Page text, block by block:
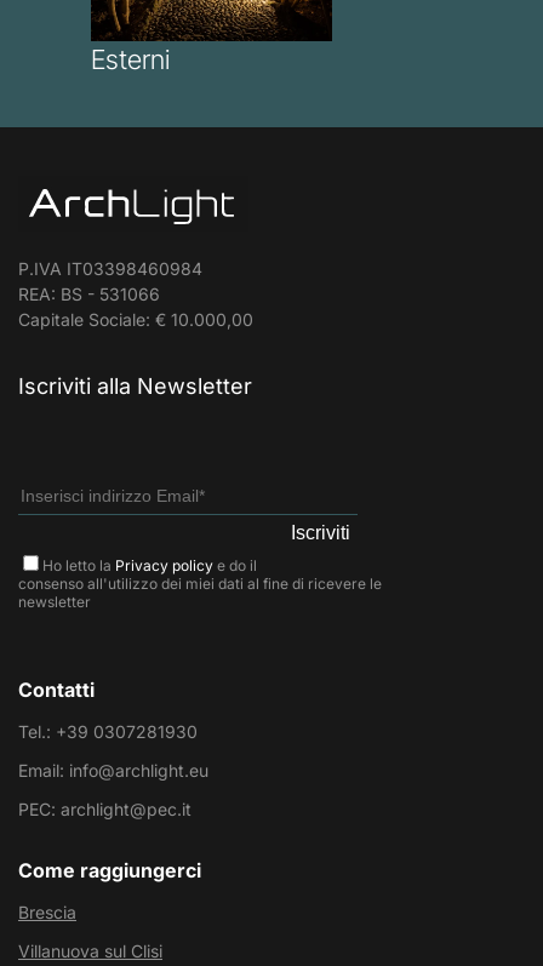
Esterni
P.IVA IT03398460984
REA: BS - 531066
Capitale Sociale: € 10.000,00
Iscriviti alla Newsletter
Ho letto la Privacy policy e do il
consenso all'utilizzo dei miei dati al fine di ricevere le
newsletter
Contatti
Tel.: +39 0307281930
Email: info@archlight.eu
PEC: archlight@pec.it
Come raggiungerci
Brescia
Villanuova sul Clisi